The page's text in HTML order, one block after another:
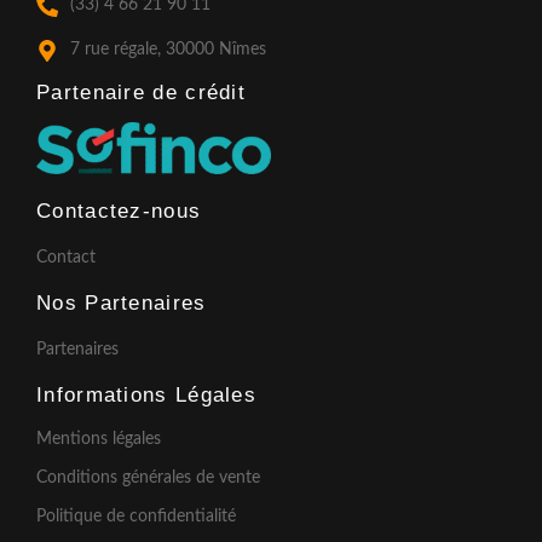
-
f
m
(33) 4 66 21 90 11
7 rue régale, 30000 Nîmes
Partenaire de crédit​
Contactez-nous
Contact
Nos Partenaires
Partenaires
Informations Légales
Mentions légales
Conditions générales de vente
Politique de confidentialité